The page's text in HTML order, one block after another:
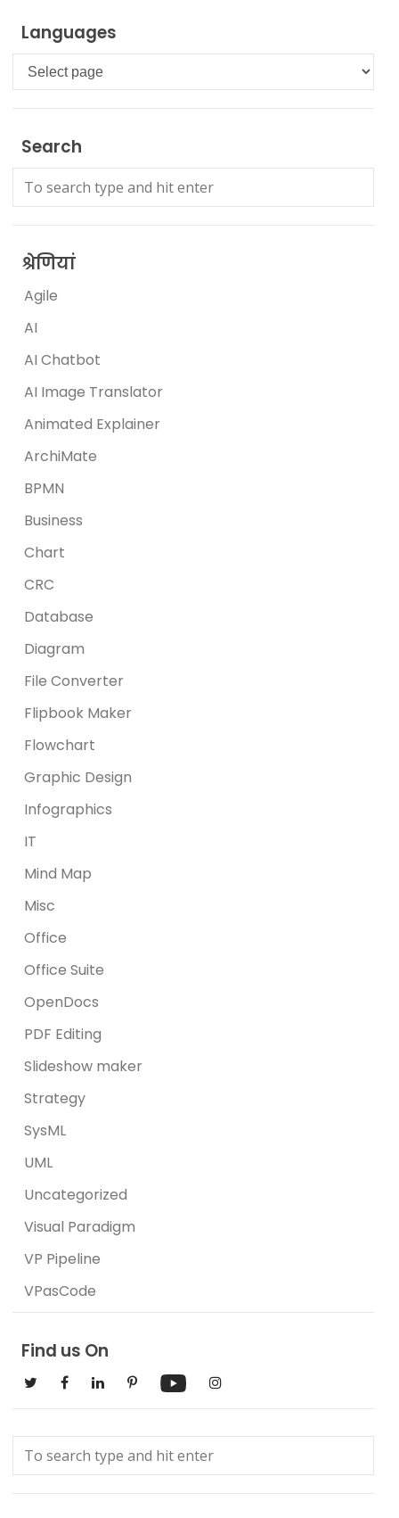
Languages
Languages
Search
श्रेणियां
Agile
AI
AI Chatbot
AI Image Translator
Animated Explainer
ArchiMate
BPMN
Business
Chart
CRC
Database
Diagram
File Converter
Flipbook Maker
Flowchart
Graphic Design
Infographics
IT
Mind Map
Misc
Office
Office Suite
OpenDocs
PDF Editing
Slideshow maker
Strategy
SysML
UML
Uncategorized
Visual Paradigm
VP Pipeline
VPasCode
Find us On